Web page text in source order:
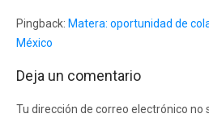
Pingback: Matera: oportunidad de
México
Deja un comentario
Tu dirección de correo electrónico no